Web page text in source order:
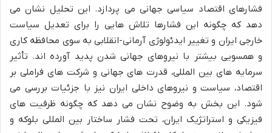
فشارهای اقتصاد سیاسی جهانی می پردازد. این تحلیل نشان می
دهد که چگونه این فشارها تلاش هایی را برای تعدیل سیاست
خارجی ایران و تغییر ایدئولوژی آرمانی-انقلابی به سوی محافظه کاری
و همسویی بیشتر با نیروهای جهانی شدن پدید آورده اند. تأثیر
سرمایه های بین المللی، قدرت های جهانی و شرکت های فراملی بر
اقتصاد، سیاست و نیروهای داخلی ایران نیز با جزئیات بررسی می
شود. این بخش به وضوح نشان می دهد که چگونه ظرفیت های
فیزیکی و استراتژیک ایران، تحت فشار ساختار بین المللی بلوکه و